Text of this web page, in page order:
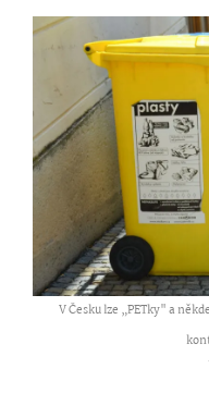
V Česku lze „PETky" a